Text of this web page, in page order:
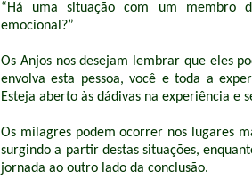
“Há uma situação com um membro
emocional?”
Os Anjos nos desejam lembrar que eles
envolva esta pessoa, você e toda a
Esteja aberto às dádivas na experiência e
Os milagres podem ocorrer nos lugares
surgindo a partir destas situações,
jornada ao outro lado da conclusão.